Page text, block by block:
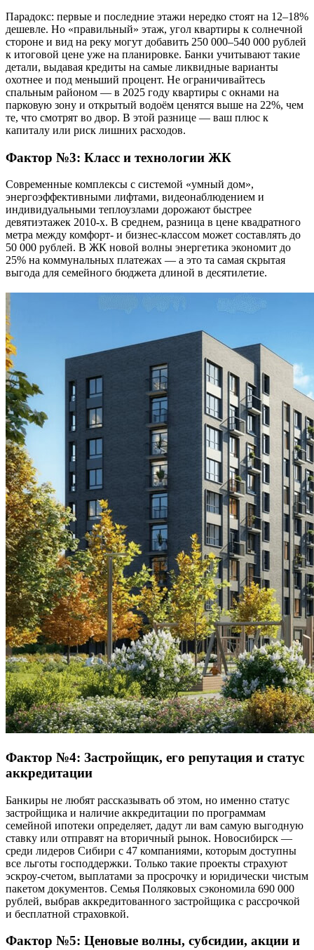
Парадокс: первые и последние этажи нередко стоят на 12–18%
дешевле. Но «правильный» этаж, угол квартиры к солнечной
стороне и вид на реку могут добавить 250 000–540 000 рублей
к итоговой цене уже на планировке. Банки учитывают такие
детали, выдавая кредиты на самые ликвидные варианты
охотнее и под меньший процент. Не ограничивайтесь
спальным районом — в 2025 году квартиры с окнами на
парковую зону и открытый водоём ценятся выше на 22%, чем
те, что смотрят во двор. В этой разнице — ваш плюс к
капиталу или риск лишних расходов.
Фактор №3: Класс и технологии ЖК
Современные комплексы с системой «умный дом»,
энергоэффективными лифтами, видеонаблюдением и
индивидуальными теплоузлами дорожают быстрее
девятиэтажек 2010-х. В среднем, разница в цене квадратного
метра между комфорт- и бизнес-классом может составлять до
50 000 рублей. В ЖК новой волны энергетика экономит до
25% на коммунальных платежах — а это та самая скрытая
выгода для семейного бюджета длиной в десятилетие.
Фактор №4: Застройщик, его репутация и статус
аккредитации
Банкиры не любят рассказывать об этом, но именно статус
застройщика и наличие аккредитации по программам
семейной ипотеки определяет, дадут ли вам самую выгодную
ставку или отправят на вторичный рынок. Новосибирск —
среди лидеров Сибири с 47 компаниями, которым доступны
все льготы господдержки. Только такие проекты страхуют
эскроу-счетом, выплатами за просрочку и юридически чистым
пакетом документов. Семья Поляковых сэкономила 690 000
рублей, выбрав аккредитованного застройщика с рассрочкой
и бесплатной страховкой.
Фактор №5: Ценовые волны, субсидии, акции и